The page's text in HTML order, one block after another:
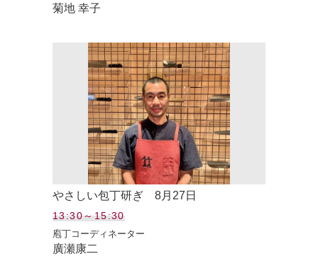
菊地 幸子
やさしい包丁研ぎ 8月27日
13:30～15:30
庖丁コーディネーター
廣瀬康二